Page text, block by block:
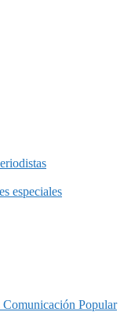
especiales
Popular